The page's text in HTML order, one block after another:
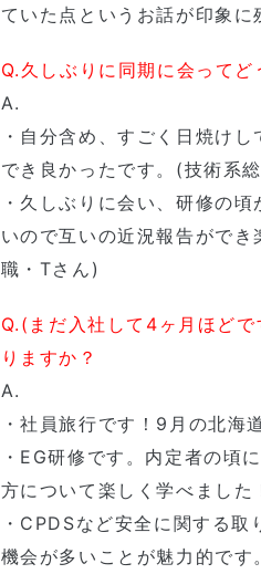
ていた点というお話が印象
Q.久しぶりに同期に会ってど
A.
・自分含め、すごく日焼け
でき良かったです。(技術系
・久しぶりに会い、研修の
いので互いの近況報告がで
職・Tさん)
Q.(まだ入社して4ヶ月ほど
りますか？
A.
・社員旅行です！9月の北
・EG研修です。内定者の頃
方について楽しく学べまし
・CPDSなど安全に関する
機会が多いことが魅力的で